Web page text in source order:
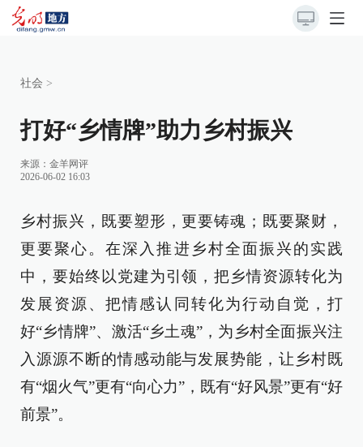
社会 >
打好“乡情牌”助力乡村振兴
来源： 金羊网评
2026-06-02 16:03
乡村振兴，既要塑形，更要铸魂；既要聚财，
更要聚心。在深入推进乡村全面振兴的实践
中，要始终以党建为引领，把乡情资源转化为
发展资源、把情感认同转化为行动自觉，打
好“乡情牌”、激活“乡土魂”，为乡村全面振兴注
入源源不断的情感动能与发展势能，让乡村既
有“烟火气”更有“向心力”，既有“好风景”更有“好
前景”。